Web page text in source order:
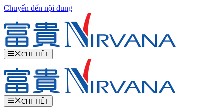
Chuyển đến nội dung
CHI TIẾT
CHI TIẾT